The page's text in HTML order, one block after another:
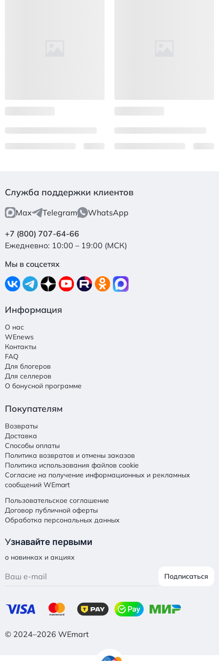
Служба поддержки клиентов
Max Telegram WhatsApp
+7 (800) 707-64-66
Ежедневно: 10:00 – 19:00 (МСК)
Мы в соцсетях
Информация
О нас
WEnews
Контакты
FAQ
Для блогеров
Для селлеров
О бонусной программе
Покупателям
Возвраты
Доставка
Способы оплаты
Политика возвратов и отмены заказов
Политика использования файлов cookie
Согласие на получение информационных и рекламных
сообщений WEmart
Пользовательское соглашение
Договор публичной оферты
Обработка персональных данных
Узнавайте первыми
о новинках и акциях
Подписаться
© 2024–2026 WEmart